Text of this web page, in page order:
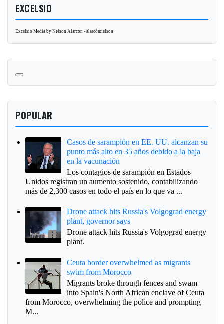
EXCELSIO
Excelsio Media by Nelson Alarcón - alarcónnelson
POPULAR
Casos de sarampión en EE. UU. alcanzan su
punto más alto en 35 años debido a la baja
en la vacunación
Los contagios de sarampión en Estados
Unidos registran un aumento sostenido, contabilizando
más de 2,300 casos en todo el país en lo que va ...
Drone attack hits Russia's Volgograd energy
plant, governor says
Drone attack hits Russia's Volgograd energy
plant.
Ceuta border overwhelmed as migrants
swim from Morocco
Migrants broke through fences and swam
into Spain's North African enclave of Ceuta
from Morocco, overwhelming the police and prompting
M...